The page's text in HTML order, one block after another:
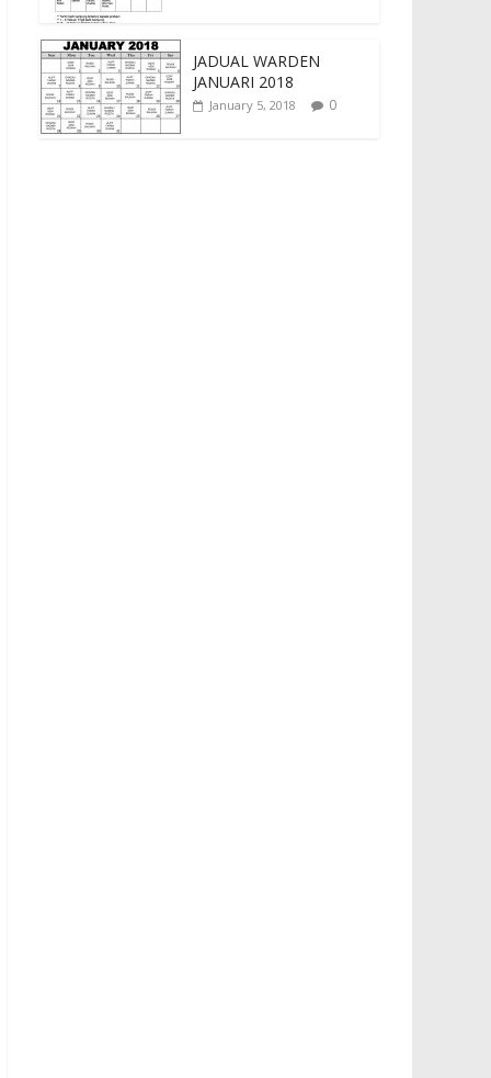
JADUAL WARDEN
JANUARI 2018
January 5, 2018 0